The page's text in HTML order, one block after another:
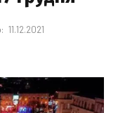
11.12.2021